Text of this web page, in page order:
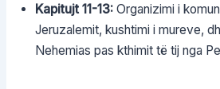
Kapitujt 11-13:Organizimi i
Jeruzalemit, kushtimi i mureve,
Nehemias pas kthimit të tij nga